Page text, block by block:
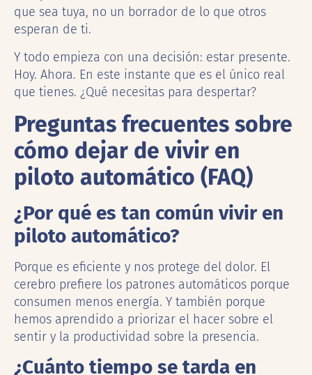
que sea tuya, no un borrador de lo que otros
esperan de ti.
Y todo empieza con una decisión: estar presente.
Hoy. Ahora. En este instante que es el único real
que tienes. ¿Qué necesitas para despertar?
Preguntas frecuentes sobre
cómo dejar de vivir en
piloto automático (FAQ)
¿Por qué es tan común vivir en
piloto automático?
Porque es eficiente y nos protege del dolor. El
cerebro prefiere los patrones automáticos porque
consumen menos energía. Y también porque
hemos aprendido a priorizar el hacer sobre el
sentir y la productividad sobre la presencia.
¿Cuánto tiempo se tarda en